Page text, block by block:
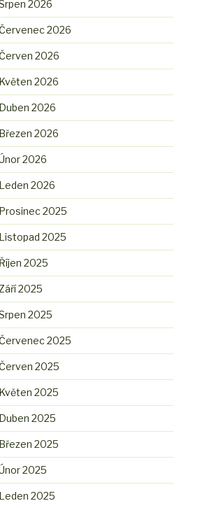
2026
Červenec 2026
Červen 2026
Květen 2026
Duben 2026
Březen 2026
2026
Leden 2026
Prosinec 2025
Listopad 2025
Říjen 2025
Září 2025
2025
Červenec 2025
Červen 2025
Květen 2025
Duben 2025
Březen 2025
2025
Leden 2025